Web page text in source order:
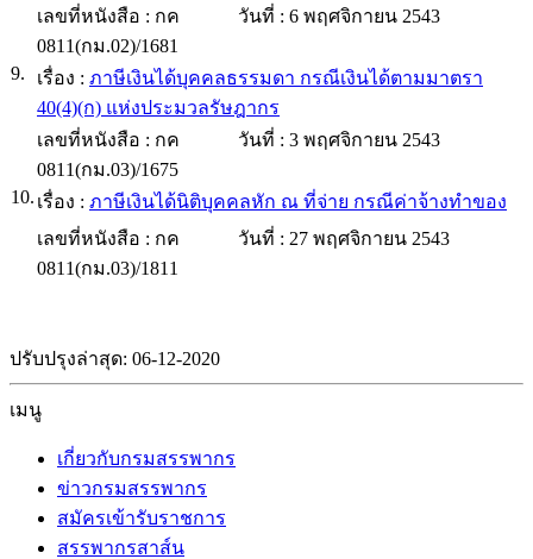
เลขที่หนังสือ : กค
0811(กม.02)/1681
วันที่ : 6 พฤศจิกายน 2543
9. เรื่อง : ภาษีเงินได้บุคคลธรรมดา กรณีเงินได้ตามมาตรา
40(4)(ก) แห่งประมวลรัษฎากร
เลขที่หนังสือ : กค
0811(กม.03)/1675
วันที่ : 3 พฤศจิกายน 2543
10. เรื่อง : ภาษีเงินได้นิติบุคคลหัก ณ ที่จ่าย กรณีค่าจ้างทำของ
เลขที่หนังสือ : กค
0811(กม.03)/1811
วันที่ : 27 พฤศจิกายน 2543
ปรับปรุงล่าสุด: 06-12-2020
เมนู
เกี่ยวกับกรมสรรพากร
ข่าวกรมสรรพากร
สมัครเข้ารับราชการ
สรรพากรสาส์น